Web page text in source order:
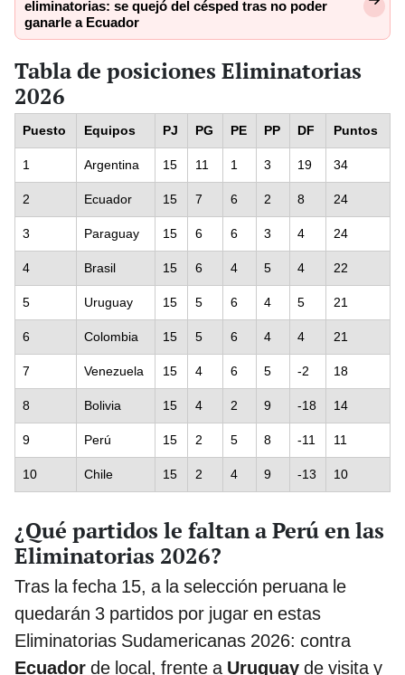
eliminatorias: se quejó del césped tras no poder
ganarle a Ecuador
Tabla de posiciones Eliminatorias
2026
Puesto Equipos PJ PG PE PP DF Puntos
1 Argentina 15 11 1 3 19 34
2 Ecuador 15 7 6 2 8 24
3 Paraguay 15 6 6 3 4 24
4 Brasil 15 6 4 5 4 22
5 Uruguay 15 5 6 4 5 21
6 Colombia 15 5 6 4 4 21
7 Venezuela 15 4 6 5 -2 18
8 Bolivia 15 4 2 9 -18 14
9 Perú 15 2 5 8 -11 11
10 Chile 15 2 4 9 -13 10
¿Qué partidos le faltan a Perú en las
Eliminatorias 2026?
Tras la fecha 15, a la selección peruana le
quedarán 3 partidos por jugar en estas
Eliminatorias Sudamericanas 2026: contra
Ecuador de local, frente a Uruguay de visita y